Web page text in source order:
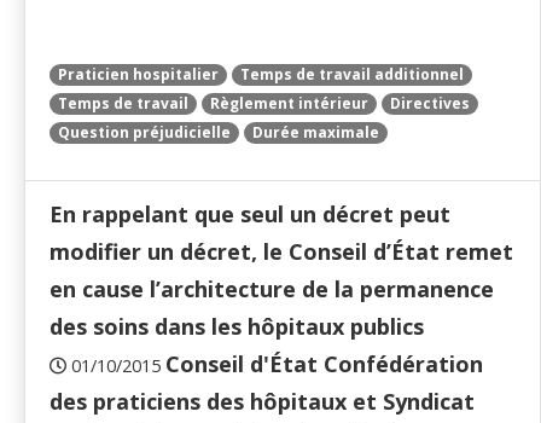
Praticien hospitalier
Temps de travail additionnel
Temps de travail
Règlement intérieur
Directives
Question préjudicielle
Durée maximale
En rappelant que seul un décret peut
modifier un décret, le Conseil d’État remet
en cause l’architecture de la permanence
des soins dans les hôpitaux publics
01/10/2015 Conseil d'État Confédération
des praticiens des hôpitaux et Syndicat